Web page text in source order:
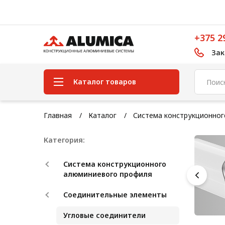
+375
Каталог товаров
Система конструкционного
Конструкционная трубная
Модульная трубная система
Кабельные короба
Конвейерная фурнитура
Главная Каталог Система
Категория:
Система конструкционного
алюминиевого профиля
Соединительные элементы
Угловые соединители